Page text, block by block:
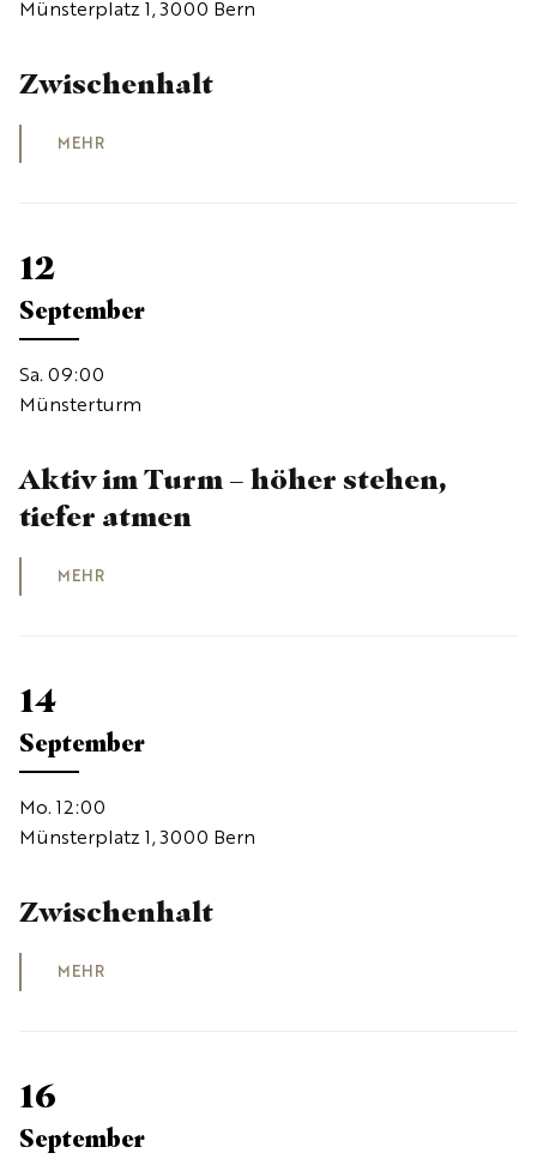
Münsterplatz 1, 3000 Bern
Zwischenhalt
MEHR
12
September
Sa. 09:00
Münsterturm
Aktiv im Turm – höher stehen,
tiefer atmen
MEHR
14
September
Mo. 12:00
Münsterplatz 1, 3000 Bern
Zwischenhalt
MEHR
16
September